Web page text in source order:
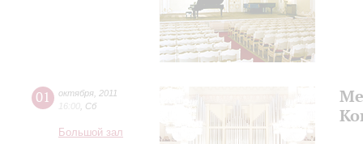
01 октября 2011
16:00 Сб
Большой зал